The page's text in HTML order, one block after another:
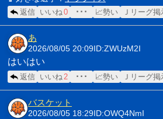
返信 いいね0 ･･･ 📈勢い Ｊリーグ掲
あ
2026/08/05 20:09 ID:ZWUzM2I
はいはい
返信 いいね2 ･･･ 📈勢い Ｊリーグ掲
バスケット
2026/08/05 18:29 ID:OWQ4NmI